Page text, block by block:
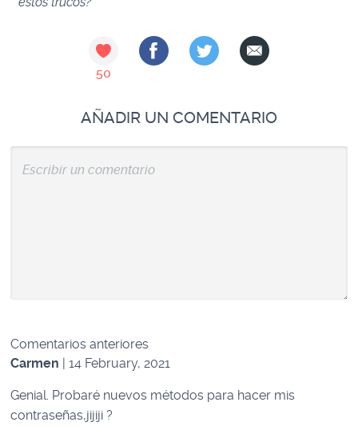
50
AÑADIR UN COMENTARIO
Navegación
de
Comentarios anteriores
Carmen | 14 February, 2021
Genial. Probaré nuevos métodos para hacer mis
contraseñas,jijiji ?